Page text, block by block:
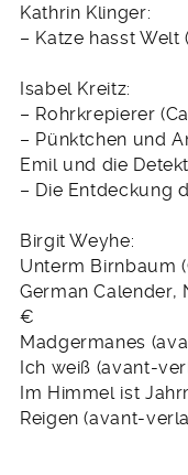
Kathrin Klinger:
– Katze hasst Welt
Isabel Kreitz:
– Rohrkrepierer
– Pünktchen und
Emil und die
– Die Entdeckung
Birgit Weyhe:
Unterm Birnbaum
German Calender,
€
Madgermanes
Ich weiß (avant-
Im Himmel ist
Reigen (avant-